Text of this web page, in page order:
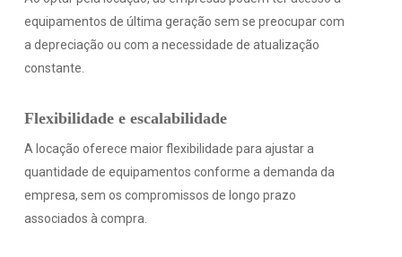
equipamentos de última geração sem se preocupar com
a depreciação ou com a necessidade de atualização
constante.
Flexibilidade e escalabilidade
A locação oferece maior flexibilidade para ajustar a
quantidade de equipamentos conforme a demanda da
empresa, sem os compromissos de longo prazo
associados à compra.